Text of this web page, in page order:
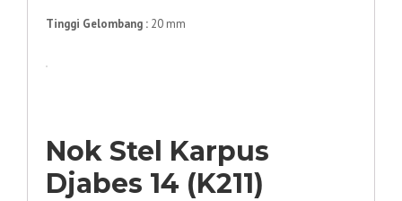
Tinggi Gelombang : 20 mm
Nok Stel Karpus
Djabes 14 (K211)